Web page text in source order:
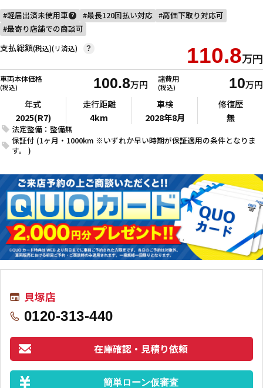
軽届出済未使用車 ? 最長120回払い対応
高価下取り対応可
最寄り店舗での商談可
支払総額(税込)(リ済込) 110.8万円
?
車両本体価格
(税込) 100.8万円 諸費用
(税込) 10万円
法定整備：整備無
保証付 (1ヶ月・1000km ※いずれか早い時期が保証適用の条件となりま
す。 )
年式
2025(R7)
走行距離
4km
車検
2028年8月
修復歴
無
貝塚店
0120-313-440
在庫確認・見積り依頼
簡単ローン仮審査